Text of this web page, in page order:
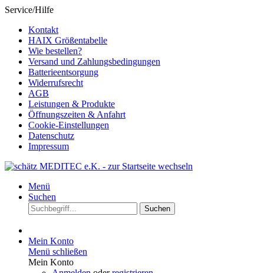
Service/Hilfe
Kontakt
HAIX Größentabelle
Wie bestellen?
Versand und Zahlungsbedingungen
Batterieentsorgung
Widerrufsrecht
AGB
Leistungen & Produkte
Öffnungszeiten & Anfahrt
Cookie-Einstellungen
Datenschutz
Impressum
Menü
Suchen
Suchen
Mein Konto
Menü schließen
Mein Konto